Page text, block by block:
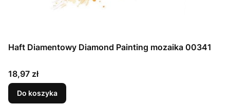
Haft Diamentowy Diamond Painting mozaika 00341
Cena
18,97 zł
Do koszyka